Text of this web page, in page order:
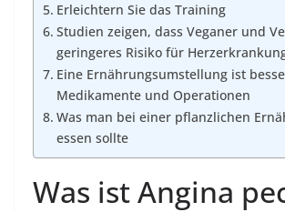
Erleichtern Sie das Training
Studien zeigen, dass Veganer und
geringeres Risiko für
Eine Ernährungsumstellung ist
Medikamente und Operationen
Was man bei einer pflanzlichen
essen sollte
Was ist Angina